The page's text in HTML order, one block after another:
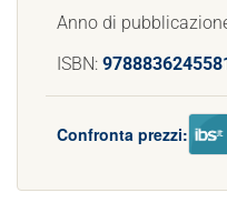
Anno di
ISBN:
Confronta prezzi: